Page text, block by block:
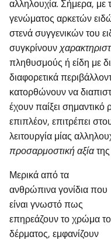
αλληλουχία. Σήμερα,
γενώματος αρκετών
στενά συγγενικών του
συγκρίνουν
πληθυσμούς ή είδη με
διαφορετικά
κατορθώνουν να
έχουν παίξει
επιπλέον, επιτρέπει
λειτουργία μίας
προσαρμοστική αξίατης
Μερικά από τα
ανθρώπινα γονίδια που
είναι γνωστό πως
επηρεάζουν το χρώμα
δέρματος, εμφανίζουν